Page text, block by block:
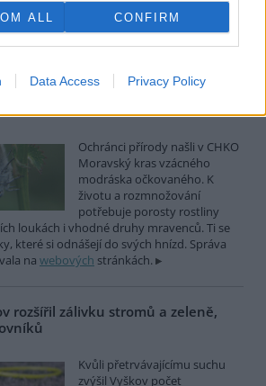
ALL CONFIRM
Data Access Privacy Policy
úřadů přemění svou kakaovou
o tom agentura AP; zákon nyní
v Moravském krasu vzácného
Ochránci přírody našli v CHKO
Moravský kras vzácného
modráska očkovaného. K
životu a rozmnožování
potřebuje porosty rostliny
loukách i vhodné druhy mravenců. Ti se
které si odnášejí do svých hnízd. Správa
na webových stránkách.
rozšířil zálivku stromů a zeleně,
Kvůli přetrvávajícímu suchu
zvýšil Vyškov počet